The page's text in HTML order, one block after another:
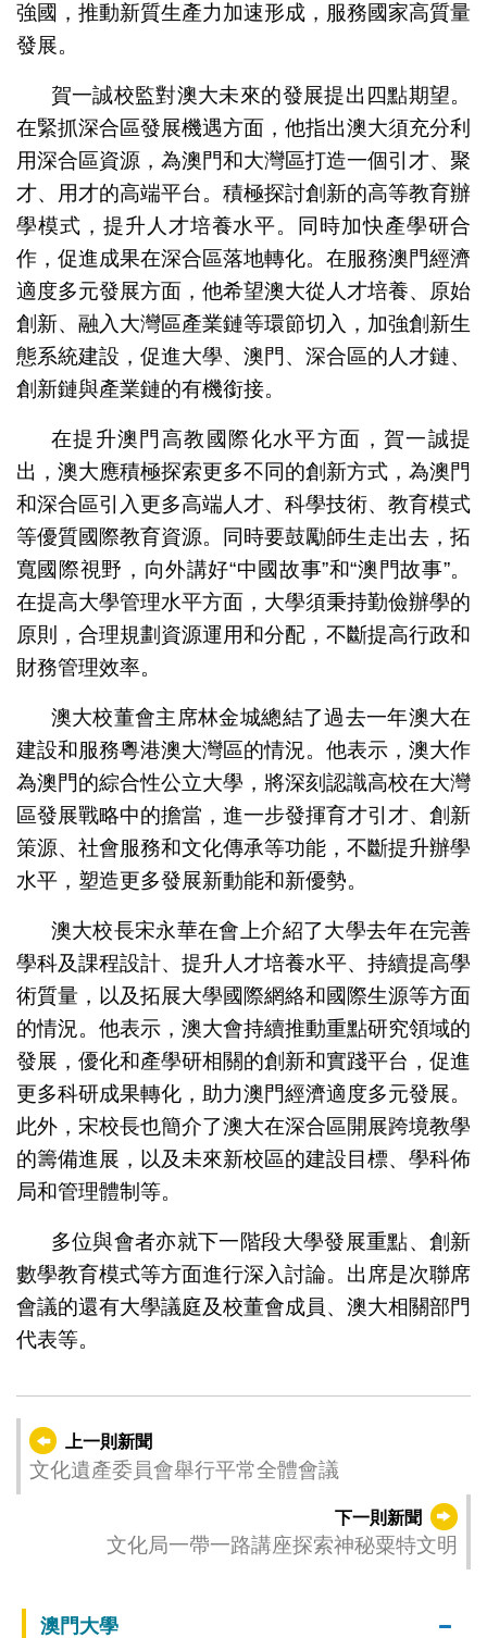
強國，推動新質生產力加速形成，服務國家高質量
發展。
賀一誠校監對澳大未來的發展提出四點期望。
在緊抓深合區發展機遇方面，他指出澳大須充分利
用深合區資源，為澳門和大灣區打造一個引才、聚
才、用才的高端平台。積極探討創新的高等教育辦
學模式，提升人才培養水平。同時加快產學研合
作，促進成果在深合區落地轉化。在服務澳門經濟
適度多元發展方面，他希望澳大從人才培養、原始
創新、融入大灣區產業鏈等環節切入，加強創新生
態系統建設，促進大學、澳門、深合區的人才鏈、
創新鏈與產業鏈的有機銜接。
在提升澳門高教國際化水平方面，賀一誠提
出，澳大應積極探索更多不同的創新方式，為澳門
和深合區引入更多高端人才、科學技術、教育模式
等優質國際教育資源。同時要鼓勵師生走出去，拓
寬國際視野，向外講好“中國故事”和“澳門故事”。
在提高大學管理水平方面，大學須秉持勤儉辦學的
原則，合理規劃資源運用和分配，不斷提高行政和
財務管理效率。
澳大校董會主席林金城總結了過去一年澳大在
建設和服務粵港澳大灣區的情況。他表示，澳大作
為澳門的綜合性公立大學，將深刻認識高校在大灣
區發展戰略中的擔當，進一步發揮育才引才、創新
策源、社會服務和文化傳承等功能，不斷提升辦學
水平，塑造更多發展新動能和新優勢。
澳大校長宋永華在會上介紹了大學去年在完善
學科及課程設計、提升人才培養水平、持續提高學
術質量，以及拓展大學國際網絡和國際生源等方面
的情況。他表示，澳大會持續推動重點研究領域的
發展，優化和產學研相關的創新和實踐平台，促進
更多科研成果轉化，助力澳門經濟適度多元發展。
此外，宋校長也簡介了澳大在深合區開展跨境教學
的籌備進展，以及未來新校區的建設目標、學科佈
局和管理體制等。
多位與會者亦就下一階段大學發展重點、創新
數學教育模式等方面進行深入討論。出席是次聯席
會議的還有大學議庭及校董會成員、澳大相關部門
代表等。
上一則新聞
文化遺產委員會舉行平常全體會議
下一則新聞
文化局一帶一路講座探索神秘粟特文明
澳門大學